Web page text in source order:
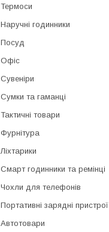
Термоси
Наручні годинники
Посуд
Офіс
Сувеніри
Сумки та гаманці
Тактичні товари
Фурнітура
Ліхтарики
Смарт годинники та ремінці
Чохли для телефонів
Портативні зарядні пристрої
Автотовари